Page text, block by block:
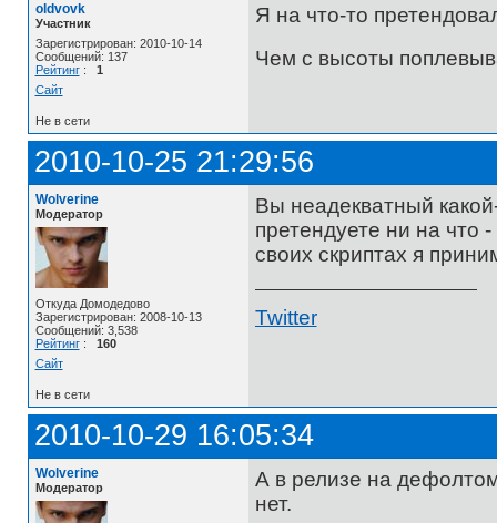
oldvovk
Участник
Зарегистрирован: 2010-10-14
Сообщений: 137
Рейтинг: 1
Сайт
Я на что-то
Чем с высоты
Не в сети
2010-10-25 21:29:56
Wolverine
Модератор
Откуда Домодедово
Зарегистрирован: 2008-10-13
Сообщений: 3,538
Рейтинг: 160
Сайт
Вы неадекватный
претендуете ни на что
своих скриптах я
Twitter
Не в сети
2010-10-29 16:05:34
Wolverine
Модератор
А в релизе на
нет.